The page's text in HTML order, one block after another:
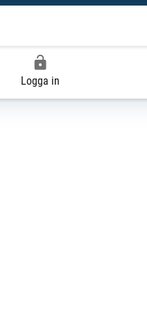
Logga in